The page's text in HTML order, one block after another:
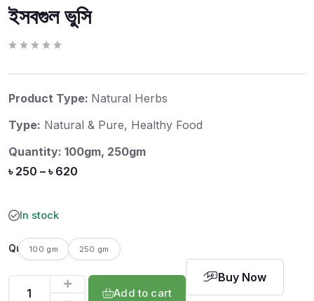
ইসবগুল ভুসি
t
0
t
5
Product Type: Natural Herbs
Type: Natural & Pure, Healthy Food
Quantity: 100gm, 250gm
৳ 250 – ৳ 620
In stock
Quantity
100 gm 250 gm
Add to cart
Buy Now